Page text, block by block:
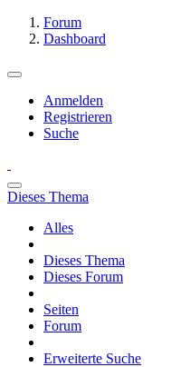
Forum
Dashboard
Anmelden
Registrieren
Suche
Dieses Thema
Alles
Dieses Thema
Dieses Forum
Seiten
Forum
Erweiterte Suche